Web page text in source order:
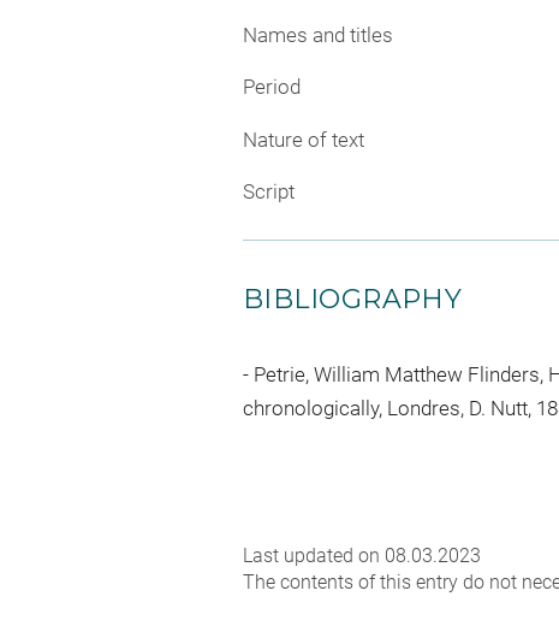
Names and titles
Period
Nature of text
Script
BIBLIOGRAPHY
Petrie, William Matthew Flinders,
chronologically, Londres, D. Nutt,
Last updated on 08.03.2023
The contents of this entry do not